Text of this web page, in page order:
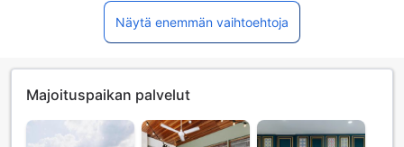
Näytä enemmän vaihtoehtoja
Majoituspaikan palvelut